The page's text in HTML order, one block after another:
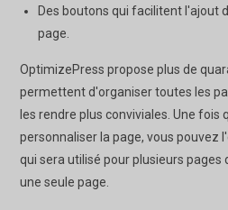
Des boutons qui facilitent l'ajout
page.
OptimizePress propose plus de
permettent d'organiser toutes les
les rendre plus conviviales. Une fois
personnaliser la page, vous pouvez
qui sera utilisé pour plusieurs pages
une seule page.